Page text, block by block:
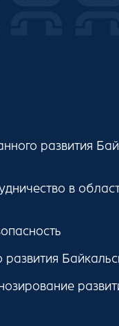
развития
в
развития